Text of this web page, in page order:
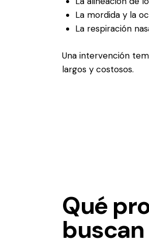
La mordida y la
La respiración
Una intervención
largos y costosos.
Qué